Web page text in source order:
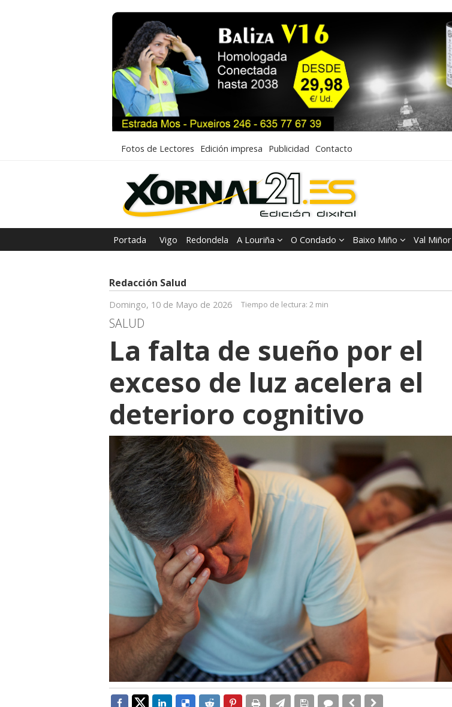
Fotos de Lectores Edición impresa Publicidad Contacto
Portada Vigo Redondela A Louriña O Condado Baixo Miño Val Miñor
Redacción Salud
Domingo, 10 de Mayo de 2026 Tiempo de lectura: 2 min
SALUD
La falta de sueño por el
exceso de luz acelera el
deterioro cognitivo